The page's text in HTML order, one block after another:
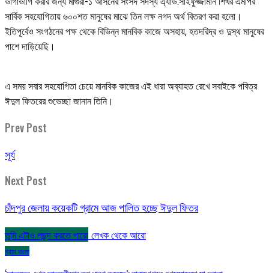
সার্বিক সহযোগিতায় ৬০০শত মানুষের মাঝে তিন লক্ষ নগদ অর্থ বিতরণ করা হলো।
ইতিপূর্বেও সংগঠনের পক্ষ থেকে বিভিন্ন মানবিক কাজে অসহায়, হতদরিদ্র ও দুস্থ মানুষের
পাশে দাড়িয়েছি।
এ সময় সবার সহযোগিতা চেয়ে মানবিক কাজের এই ধারা অব্যাহত রেখে সবাইকে পবিত্র
ঈদুল ফিতরের শুভেচ্ছা জানান তিনি।
Prev Post
সূর্য
Next Post
চাঁদপুর জেলায় কয়েকটি গ্রামে আজ পালিত হচ্ছে ঈদুল ফিতর
তুমি এটাও পছন্দ করতে পারো লেখক থেকে আরো
গ্রাম বাংলা